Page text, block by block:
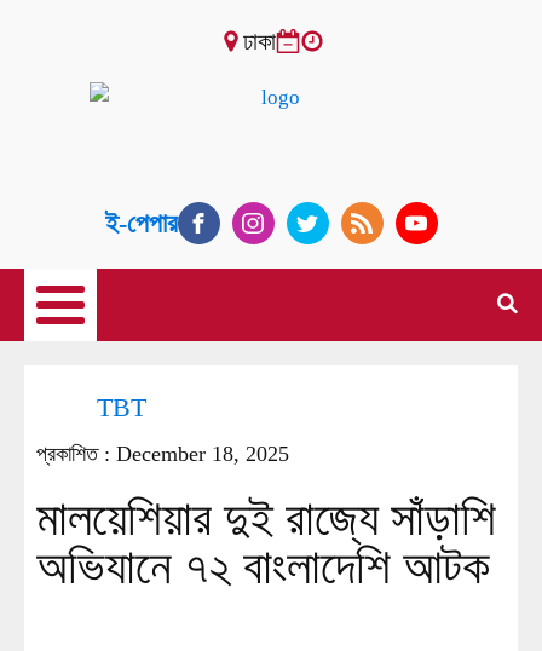
ঢাকা
ই-পেপার
TBT
প্রকাশিত : December 18, 2025
মালয়েশিয়ার দুই রাজ্যে সাঁড়াশি
অভিযানে ৭২ বাংলাদেশি আটক